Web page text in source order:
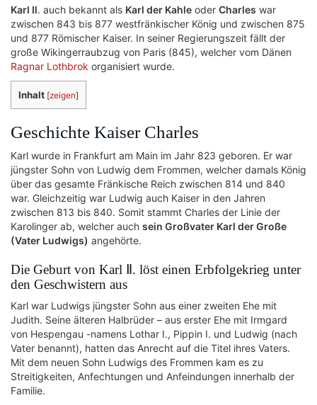
Karl Ⅱ. auch bekannt als Karl der Kahle oder Charles war
zwischen 843 bis 877 westfränkischer König und zwischen 875
und 877 Römischer Kaiser. In seiner Regierungszeit fällt der
große Wikingerraubzug von Paris (845), welcher vom Dänen
Ragnar Lothbrok organisiert wurde.
Inhalt [zeigen]
Geschichte Kaiser Charles
Karl wurde in Frankfurt am Main im Jahr 823 geboren. Er war
jüngster Sohn von Ludwig dem Frommen, welcher damals König
über das gesamte Fränkische Reich zwischen 814 und 840
war. Gleichzeitig war Ludwig auch Kaiser in den Jahren
zwischen 813 bis 840. Somit stammt Charles der Linie der
Karolinger ab, welcher auch sein Großvater Karl der Große
(Vater Ludwigs) angehörte.
Die Geburt von Karl Ⅱ. löst einen Erbfolgekrieg unter
den Geschwistern aus
Karl war Ludwigs jüngster Sohn aus einer zweiten Ehe mit
Judith. Seine älteren Halbrüder – aus erster Ehe mit Irmgard
von Hespengau -namens Lothar Ⅰ., Pippin Ⅰ. und Ludwig (nach
Vater benannt), hatten das Anrecht auf die Titel ihres Vaters.
Mit dem neuen Sohn Ludwigs des Frommen kam es zu
Streitigkeiten, Anfechtungen und Anfeindungen innerhalb der
Familie.